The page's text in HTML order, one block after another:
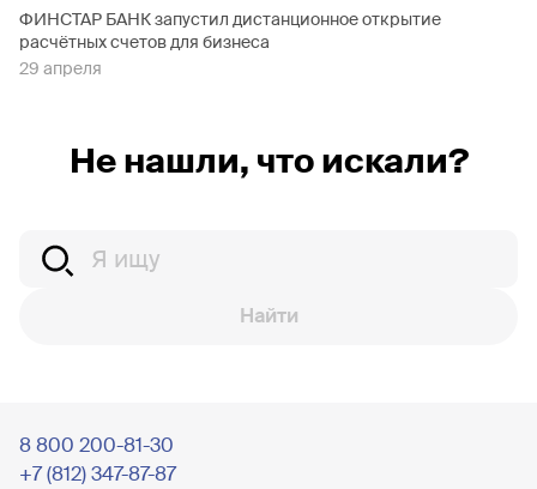
ФИНСТАР БАНК запустил дистанционное открытие
расчётных счетов для бизнеса
29 апреля
Не нашли, что искали?
Найти
8 800 200-81-30
+7 (812) 347-87-87